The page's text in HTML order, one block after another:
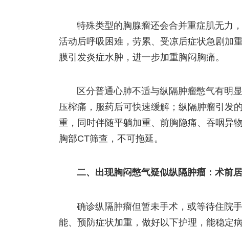
特殊类型的胸腺瘤还会合并重症肌无力
活动后呼吸困难，劳累、受凉后症状急剧加
膜引发炎症水肿，进一步加重胸闷胸痛。
区分普通心肺不适与纵隔肿瘤憋气有明
压榨痛，服药后可快速缓解；纵隔肿瘤引发
重，同时伴随平躺加重、前胸隐痛、吞咽异
胸部CT筛查，不可拖延。
二、出现胸闷憋气疑似纵隔肿瘤：术前
确诊纵隔肿瘤但暂未手术，或等待住院
能、预防症状加重，做好以下护理，能稳定